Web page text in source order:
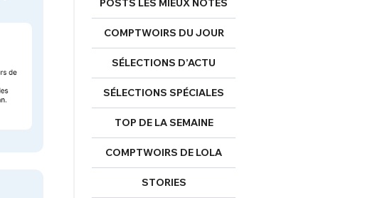
COMPTWOIRS DU JOUR
SÉLECTIONS D’ACTU
SÉLECTIONS SPÉCIALES
TOP DE LA SEMAINE
COMPTWOIRS DE LOLA
STORIES
Mot de passe perdu ?
CONNEXION
Un Thread
C'EST PARTI